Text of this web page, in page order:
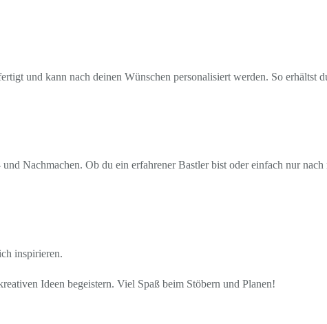
und kann nach deinen Wünschen personalisiert werden. So erhältst
Nachmachen. Ob du ein erfahrener Bastler bist oder einfach nur
inspirieren.
Ideen begeistern. Viel Spaß beim Stöbern und Planen!